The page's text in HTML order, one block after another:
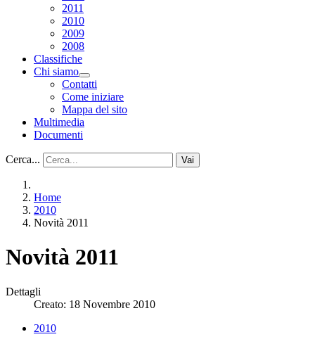
2011
2010
2009
2008
Classifiche
Chi siamo
Contatti
Come iniziare
Mappa del sito
Multimedia
Documenti
Cerca... Vai
Home
2010
Novità 2011
Novità 2011
Dettagli
Creato: 18 Novembre 2010
2010